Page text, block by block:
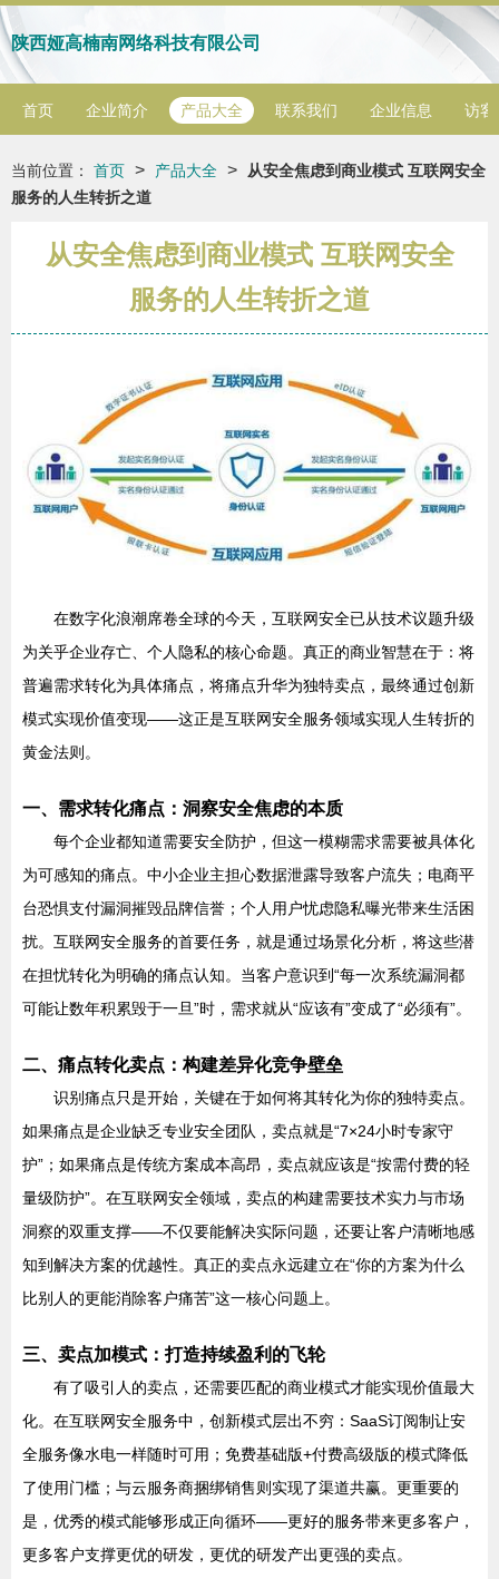
陕西娅高楠南网络科技有限公司
首页 企业简介 产品大全 联系我们 企业信息 访客
当前位置： 首页 > 产品大全 >
从安全焦虑到商业模式 互联网安全
服务的人生转折之道
从安全焦虑到商业模式 互联网安全
服务的人生转折之道
在数字化浪潮席卷全球的今天，互联网安全已从技术议题升级
为关乎企业存亡、个人隐私的核心命题。真正的商业智慧在于：将
普遍需求转化为具体痛点，将痛点升华为独特卖点，最终通过创新
模式实现价值变现——这正是互联网安全服务领域实现人生转折的
黄金法则。
一、需求转化痛点：洞察安全焦虑的本质
每个企业都知道需要安全防护，但这一模糊需求需要被具体化
为可感知的痛点。中小企业主担心数据泄露导致客户流失；电商平
台恐惧支付漏洞摧毁品牌信誉；个人用户忧虑隐私曝光带来生活困
扰。互联网安全服务的首要任务，就是通过场景化分析，将这些潜
在担忧转化为明确的痛点认知。当客户意识到“每一次系统漏洞都
可能让数年积累毁于一旦”时，需求就从“应该有”变成了“必须有”。
二、痛点转化卖点：构建差异化竞争壁垒
识别痛点只是开始，关键在于如何将其转化为你的独特卖点。
如果痛点是企业缺乏专业安全团队，卖点就是“7×24小时专家守
护”；如果痛点是传统方案成本高昂，卖点就应该是“按需付费的轻
量级防护”。在互联网安全领域，卖点的构建需要技术实力与市场
洞察的双重支撑——不仅要能解决实际问题，还要让客户清晰地感
知到解决方案的优越性。真正的卖点永远建立在“你的方案为什么
比别人的更能消除客户痛苦”这一核心问题上。
三、卖点加模式：打造持续盈利的飞轮
有了吸引人的卖点，还需要匹配的商业模式才能实现价值最大
化。在互联网安全服务中，创新模式层出不穷：SaaS订阅制让安
全服务像水电一样随时可用；免费基础版+付费高级版的模式降低
了使用门槛；与云服务商捆绑销售则实现了渠道共赢。更重要的
是，优秀的模式能够形成正向循环——更好的服务带来更多客户，
更多客户支撑更优的研发，更优的研发产出更强的卖点。